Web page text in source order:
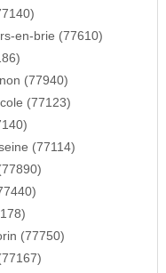
en-brie (77610)
(77940)
(77123)
(77114)
(77750)